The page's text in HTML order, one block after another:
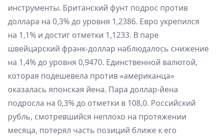
инструменты. Британский фунт подрос против
доллара на 0,3% до уровня 1,2386. Евро укрепился
на 1,1% и достиг отметки 1,1233. В паре
швейцарский франк-доллар наблюдалось снижение
на 1,4% до уровня 0,9470. Единственной валютой,
которая подешевела против «американца»
оказалась японская йена. Пара доллар-йена
подросла на 0,3% до отметки в 108,0. Российский
рубль, смотревшийся неплохо на протяжении
месяца, потерял часть позиций ближе к его